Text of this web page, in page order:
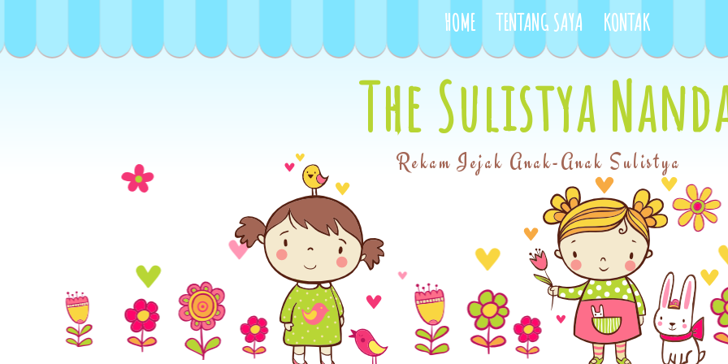
HOME TENTANG SAYA KONTAK
The Sulistya
Rekam Jejak Anak-Anak Sulistya